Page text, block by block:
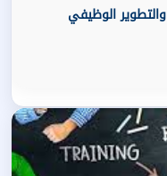
الوظيفي